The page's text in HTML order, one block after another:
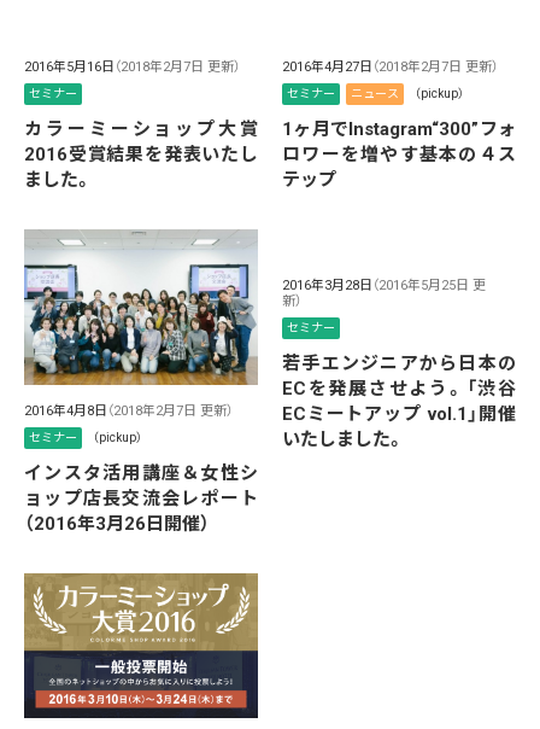
2016年5月16日 （2018年2月7日 更新）
セミナー
カラーミーショップ大賞
2016受賞結果を発表いたし
ました。
2016年4月27日 （2018年2月7日 更新）
セミナー ニュース （pickup）
1ヶ月でInstagram“300”フォ
ロワーを増やす基本の４ス
テップ
2016年4月8日 （2018年2月7日 更新）
セミナー （pickup）
インスタ活用講座＆女性シ
ョップ店長交流会レポート
（2016年3月26日開催）
2016年3月28日 （2016年5月25日 更
新）
セミナー
若手エンジニアから日本の
ECを発展させよう。「渋谷
ECミートアップ vol.1」開催
いたしました。